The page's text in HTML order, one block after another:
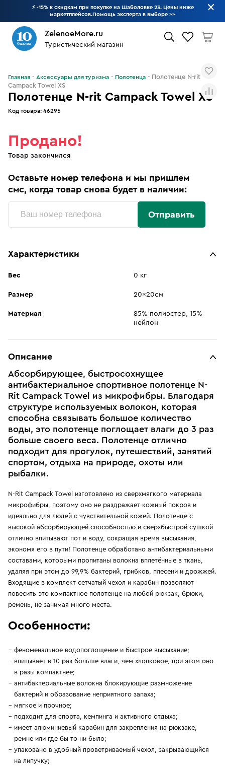
⚡ -15% к скидкам при покупке на Шаболовке 23. Цены ниже
маркетплейсов.Помощь эксперта в выборе >>
ZelenoeMore.ru
Туристический магазин
Полотенце N-rit Campack Towel XS
Код товара: 46295
Главная Аксессуары для туризма Полотенца
Полотенце N-rit
Campack Towel XS
Продано!
Товар закончился
Оставьте номер телефона и мы пришлем
смс, когда товар снова будет в наличии:
Отправить
Характеристики
Вес 0 кг
Размер 20x20см
Материал
85% полиэстер, 15%
нейлон
Описание
Абсорбирующее, быстросохнущее
антибактериальное спортивное полотенце N-
Rit Campack Towel из микрофибры. Благодаря
структуре используемых волокон, которая
способна связывать большое количество
воды, это полотенце поглощает влаги до 3 раз
больше своего веса. Полотенце отлично
подходит для прогулок, путешествий, занятий
спортом, отдыха на природе, охоты или
рыбалки.
N-Rit Campack Towel изготовлено из сверхмягкого материала
микрофибры, поэтому оно не раздражает кожный покров и
идеально для людей с чувствительной кожей. Полотенце с
высокой абсорбирующей способностью и сверхбыстрой сушкой
отлично впитывают пот и воду, сокращая время высыхания,
экономя его в пути! Полотенце обработано антибактериальными
составами, которыми пропитаны волокна вплетённые в ткань,
удаляя при этом до 99,9% бактерий, грибков, плесени и дрожжей.
Входящие в комплект сетчатый чехол и карабин позволяют
повесить это компактное полотенце на любой рюкзак, брюки,
ремень, не занимая много места.
Особенности:
феноменальное водопоглощение и быстрое высыхание;
впитывает в 10 раз больше влаги, чем хлопковое, при этом оно
в разы компактнее;
антибактериальные волокна блокирующие размножение
бактерий и образование неприятного запаха;
мягкое и прочное;
подходит для спорта, кемпинга и активного отдыха;
имеет алюминиевый карабин для закрепления на рюкзаке,
ремне или где бы то ни было;
упаковано в удобный проветриваемый чехол, закрывающийся
на липучку;